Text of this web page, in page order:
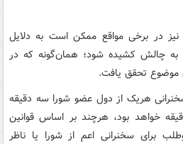
در برخی مواقع ممکن است به دلایل
چالش کشیده شود؛ همان‌گونه که در
هریک از دول عضو شورا سه دقیقه
خواهد بود، هرچند بر اساس قوانین
برای سخنرانی اعم از شورا یا ناظر